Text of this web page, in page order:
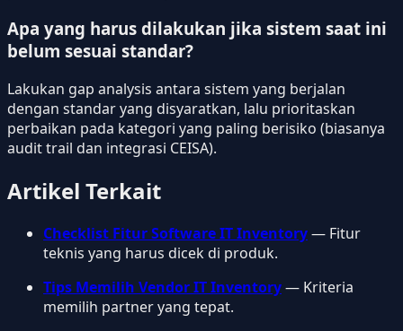
Apa yang harus dilakukan jika sistem saat ini
belum sesuai standar?
Lakukan gap analysis antara sistem yang berjalan
dengan standar yang disyaratkan, lalu prioritaskan
perbaikan pada kategori yang paling berisiko (biasanya
audit trail dan integrasi CEISA).
Artikel Terkait
Checklist Fitur Software IT Inventory— Fitur
teknis yang harus dicek di produk.
Tips Memilih Vendor IT Inventory— Kriteria
memilih partner yang tepat.